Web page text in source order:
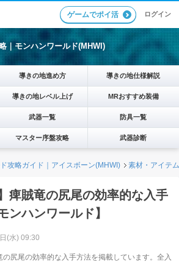
ゲームでポイ活 ログイン
｜モンハンワールド(MHWI)
導きの地進め方 導きの地仕様解説
導きの地レベル上げ MRおすすめ装備
武器一覧 防具一覧
マスター序盤攻略 武器診断
攻略ガイド｜アイスボーン(MHWI) 素材・アイテ
痺賊竜の尻尾の効率的な入手
ンハンワールド】
(水) 09:30
尻尾の効率的な入手方法を掲載しています。全入